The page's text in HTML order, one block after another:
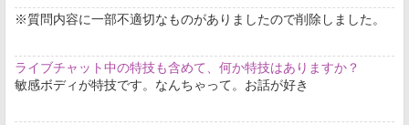
💌ログイン予定💌
平日もタイミングが合えば少し入るかもしれませ
そんな感じで楽しい時間を過ごせたら嬉しいです。
時にはエロくね笑
いつもありがとう💓
※質問内容に一部不適切なものがありましたので削除しました。
ライブチャット中の特技も含めて、何か特技はありますか？
敏感ボディが特技です。なんちゃって。お話が好き